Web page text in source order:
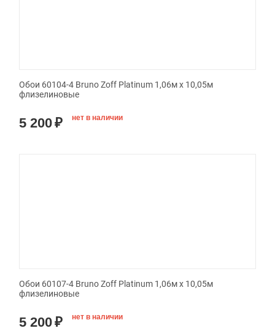
Обои 60104-4 Bruno Zoff Platinum 1,06м х 10,05м
флизелиновые
5 200₽ нет в наличии
Обои 60107-4 Bruno Zoff Platinum 1,06м х 10,05м
флизелиновые
5 200₽ нет в наличии